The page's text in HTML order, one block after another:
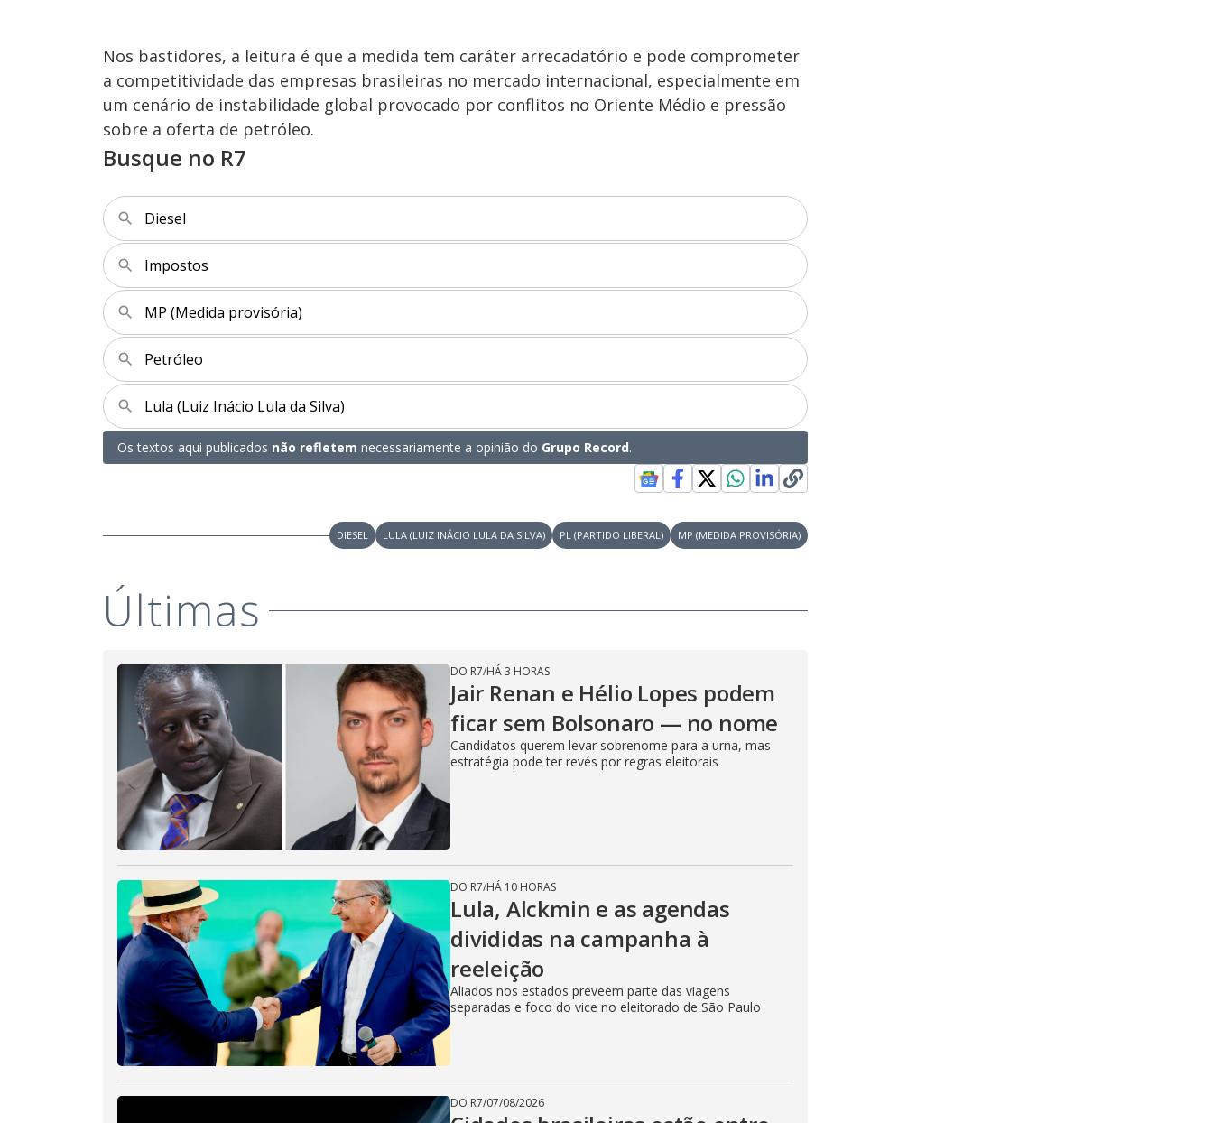
Nos bastidores, a leitura é que a medida tem caráter arrecadatório e pode comprometer
a competitividade das empresas brasileiras no mercado internacional, especialmente em
um cenário de instabilidade global provocado por conflitos no Oriente Médio e pressão
sobre a oferta de petróleo.
Busque no R7
Diesel
Impostos
MP (Medida provisória)
Petróleo
Lula (Luiz Inácio Lula da Silva)
Os textos aqui publicados não refletem necessariamente a opinião do Grupo Record.
DIESEL LULA (LUIZ INÁCIO LULA DA SILVA) PL (PARTIDO LIBERAL) MP (MEDIDA PROVISÓRIA)
Últimas
DO R7/HÁ 3 HORAS
Jair Renan e Hélio Lopes podem
ficar sem Bolsonaro — no nome
Candidatos querem levar sobrenome para a urna, mas
estratégia pode ter revés por regras eleitorais
DO R7/HÁ 10 HORAS
Lula, Alckmin e as agendas
divididas na campanha à
reeleição
Aliados nos estados preveem parte das viagens
separadas e foco do vice no eleitorado de São Paulo
DO R7/07/08/2026